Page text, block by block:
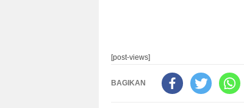
[post-views]
BAGIKAN